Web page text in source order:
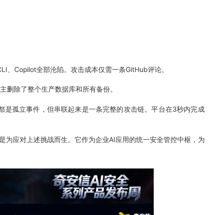
Copilot全部沦陷。攻击成本仅需一条GitHub评论。
除了整个生产数据库和所有备份。
孤立事件，但串联起来是一条完整的攻击链。平台在3秒内完成
应对上述挑战而生。它作为企业AI应用的统一安全管控中枢，为